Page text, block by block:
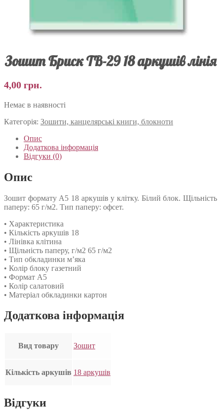
Зошит Бриск ТВ-29 18 аркушів лінія
4,00 грн.
Немає в наявності
Категорія: Зошити, канцелярські книги, блокноти
Опис
Додаткова інформація
Відгуки (0)
Опис
Зошит формату А5 18 аркушів у клітку. Білий блок. Щільність
паперу: 65 г/м2. Тип паперу: офсет.
• Характеристика
• Кількість аркушів 18
• Лінівка клітина
• Щільність паперу, г/м2 65 г/м2
• Тип обкладинки м’яка
• Колір блоку газетний
• Формат А5
• Колір салатовий
• Матеріал обкладинки картон
Додаткова інформація
Вид товару Зошит
Кількість аркушів 18 аркушів
Відгуки